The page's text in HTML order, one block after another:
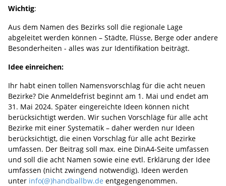
Wichtig:
Aus dem Namen des Bezirks soll die regionale Lage
abgeleitet werden können – Städte, Flüsse, Berge oder andere
Besonderheiten - alles was zur Identifikation beiträgt.
Idee einreichen:
Ihr habt einen tollen Namensvorschlag für die acht neuen
Bezirke? Die Anmeldefrist beginnt am 1. Mai und endet am
31. Mai 2024. Später eingereichte Ideen können nicht
berücksichtigt werden. Wir suchen Vorschläge für alle acht
Bezirke mit einer Systematik – daher werden nur Ideen
berücksichtigt, die einen Vorschlag für alle acht Bezirke
umfassen. Der Beitrag soll max. eine DinA4-Seite umfassen
und soll die acht Namen sowie eine evtl. Erklärung der Idee
umfassen (nicht zwingend notwendig). Ideen werden
unter info(@)handballbw.de entgegengenommen.